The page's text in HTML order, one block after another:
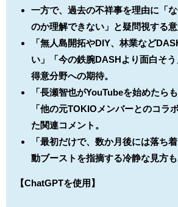
一方で、過去の不祥事を理由に「
のか理解できない」と疑問視する意
「無人島開拓やDIY、林業など
い」「今の鉄腕DASHより面白そ
得意分野への期待。
「長瀬智也がYouTubeを始めたら
「他の元TOKIOメンバーとのコラ
た関連コメント。
「最初だけで、数か月後には落ち
動ブーストを指摘する冷静な見方も
【ChatGPTを使用】